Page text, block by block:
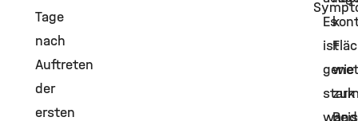
Tage
nach
Auftreten
der
ersten
Es
ist
stark
wie